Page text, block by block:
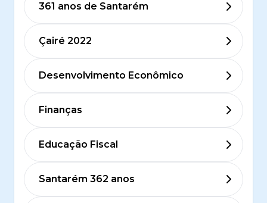
361 anos de Santarém
Çairé 2022
Desenvolvimento Econômico
Finanças
Educação Fiscal
Santarém 362 anos